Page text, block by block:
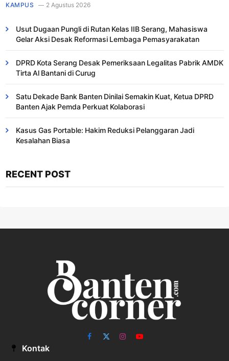
KAMPUS 2 Agustus 2026
Usut Dugaan Pungli di Rutan Kelas IIB Serang, Mahasiswa
Gelar Aksi Desak Reformasi Lembaga Pemasyarakatan
DPRD Kota Serang Desak Pemeriksaan Legalitas Pabrik AMDK
Tirta Al Bantani di Curug
Satu Dekade Bank Banten Dinilai Semakin Kuat, Ketua DPRD
Banten Ajak Pemda Perkuat Kolaborasi
Kasus Gas Portable: Hakim Reduksi Pelanggaran Jadi
Kesalahan Biasa ​
RECENT POST
Facebook
X
InstagramYouTube
Kontak